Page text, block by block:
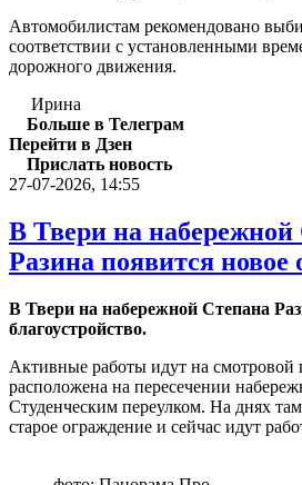
Автомобилистам рекомендовано
соответствии с установленными
дорожного движения.
Ирина
Больше в Телеграм
Перейти в Дзен
Прислать новость
27-07-2026, 14:55
В Твери на набережной
Разина появится новое
В Твери на набережной Степана
благоустройство.
Активные работы идут на смотровой
расположена на пересечении
Студенческим переулком. На днях
старое ограждение и сейчас идут